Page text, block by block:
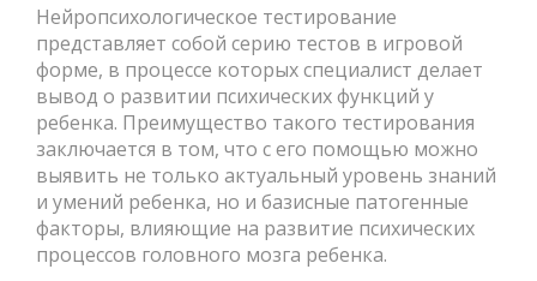
Нейропсихологическое тестирование
представляет собой серию тестов в игровой
форме, в процессе которых специалист делает
вывод о развитии психических функций у
ребенка. Преимущество такого тестирования
заключается в том, что с его помощью можно
выявить не только актуальный уровень знаний
и умений ребенка, но и базисные патогенные
факторы, влияющие на развитие психических
процессов головного мозга ребенка.